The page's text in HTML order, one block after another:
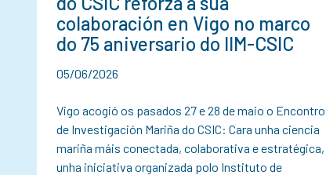
colaboración en Vigo no marco
do 75 aniversario do IIM-CSIC
05/06/2026
Vigo acogió os pasados 27 e 28 de maio o Encontro
de Investigación Mariña do CSIC: Cara unha ciencia
mariña máis conectada, colaborativa e estratégica,
unha iniciativa organizada polo Instituto de